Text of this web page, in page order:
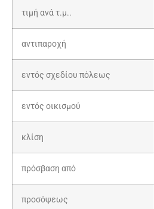
τιμή ανά τ.μ..
αντιπαροχή
εντός σχεδίου πόλεως
εντός οικισμού
κλίση
πρόσβαση από
προσόψεως